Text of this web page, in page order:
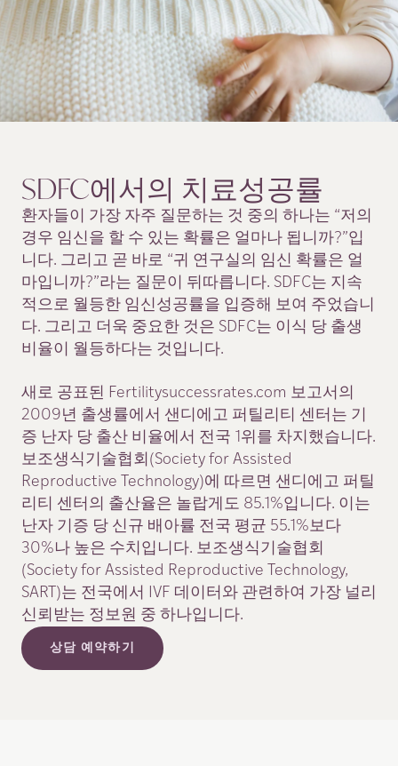
SDFC에서의 치료성공률
환자들이 가장 자주 질문하는 것 중의 하나는 “저의
경우 임신을 할 수 있는 확률은 얼마나 됩니까?”입
니다. 그리고 곧 바로 “귀 연구실의 임신 확률은 얼
마입니까?”라는 질문이 뒤따릅니다. SDFC는 지속
적으로 월등한 임신성공률을 입증해 보여 주었습니
다. 그리고 더욱 중요한 것은 SDFC는 이식 당 출생
비율이 월등하다는 것입니다.
새로 공표된 Fertilitysuccessrates.com 보고서의
2009년 출생률에서 샌디에고 퍼틸리티 센터는 기
증 난자 당 출산 비율에서 전국 1위를 차지했습니다.
보조생식기술협회(Society for Assisted
Reproductive Technology)에 따르면 샌디에고 퍼틸
리티 센터의 출산율은 놀랍게도 85.1%입니다. 이는
난자 기증 당 신규 배아률 전국 평균 55.1%보다
30%나 높은 수치입니다. 보조생식기술협회
(Society for Assisted Reproductive Technology,
SART)는 전국에서 IVF 데이터와 관련하여 가장 널리
신뢰받는 정보원 중 하나입니다.
상담 예약하기